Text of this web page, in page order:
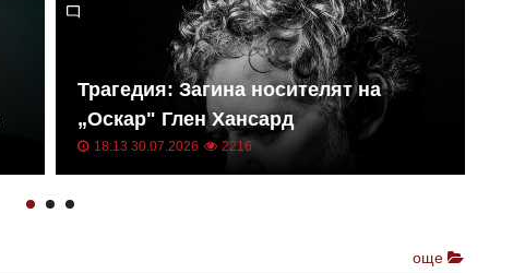
Трагедия: Загина носителят на
„Оскар" Глен Хансард
18:13 30.07.2026 2216
още